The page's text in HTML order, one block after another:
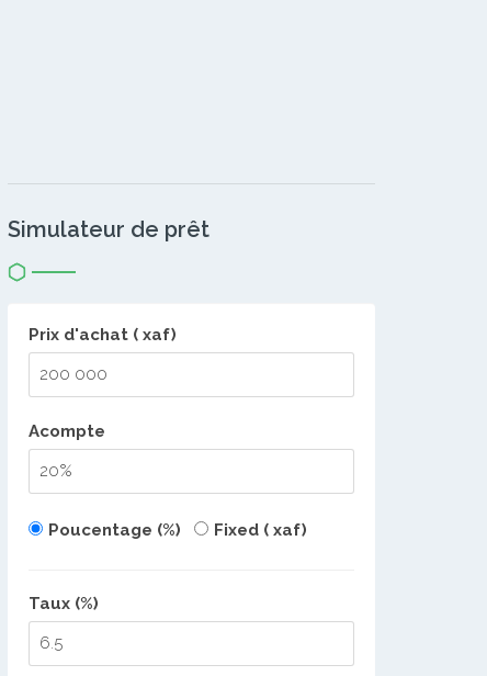
Simulateur de prêt
Prix d'achat ( xaf)
Acompte
Poucentage (%) Fixed ( xaf)
Taux (%)